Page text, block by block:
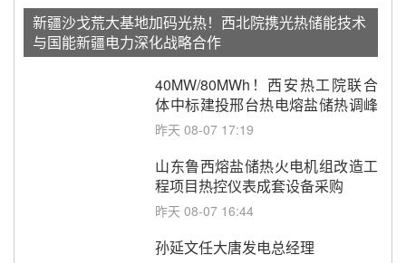
新疆沙戈荒大基地加码光热！西北院携光热储能技术
与国能新疆电力深化战略合作
40MW/80MWh！西安热工院联合
体中标建投邢台热电熔盐储热调峰
调频改造EPC项目
昨天 08-07 17:19
山东鲁西熔盐储热火电机组改造工
程项目热控仪表成套设备采购
昨天 08-07 16:44
孙延文任大唐发电总经理